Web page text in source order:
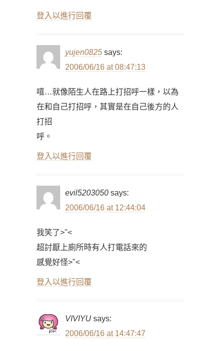
登入以進行回覆
yujen0825 says:
2006/06/16 at 08:47:13
嘻…就像陌生人在路上打招呼一樣，以為
在和自己打招呼，其實是在自己後方的人
打招
呼。
登入以進行回覆
evil5203050 says:
2006/06/16 at 12:44:04
我笑了>"<
超討厭上廁所時有人打電話來的
感覺好怪>"<
登入以進行回覆
VIVIYU says:
2006/06/16 at 14:47:47